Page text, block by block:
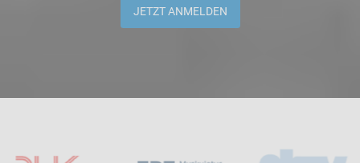
JETZT ANMELDEN